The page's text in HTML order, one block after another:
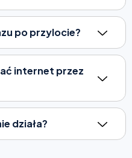
po przylocie?
internet przez
działa?